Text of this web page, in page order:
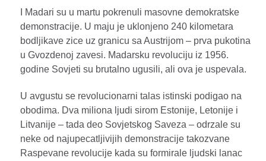
I Madari su u martu pokrenuli masovne demokratske
demonstracije. U maju je uklonjeno 240 kilometara
bodljikave zice uz granicu sa Austrijom – prva pukotina
u Gvozdenoj zavesi. Madarsku revoluciju iz 1956.
godine Sovjeti su brutalno ugusili, ali ova je uspevala.
U avgustu se revolucionarni talas istinski podigao na
obodima. Dva miliona ljudi sirom Estonije, Letonije i
Litvanije – tada deo Sovjetskog Saveza – odrzale su
neke od najupecatljivijih demonstracije takozvane
Raspevane revolucije kada su formirale ljudski lanac